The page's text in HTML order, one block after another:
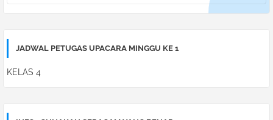
JADWAL PETUGAS UPACARA MINGGU KE 1
KELAS 4